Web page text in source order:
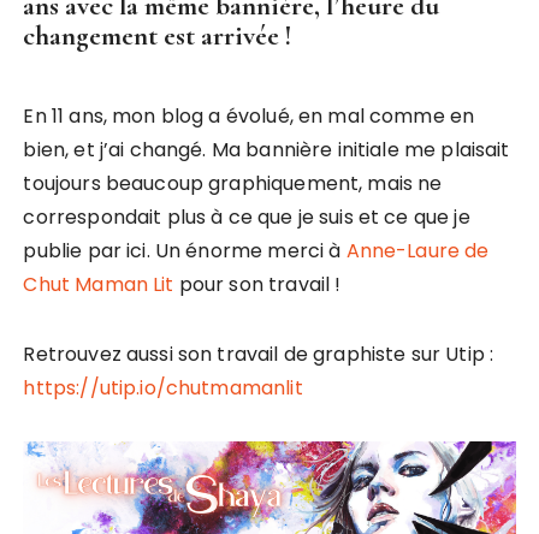
changement est arrivée !
En 11 ans, mon blog a évolué, en mal comme en
bien, et j’ai changé. Ma bannière initiale me plaisait
toujours beaucoup graphiquement, mais ne
correspondait plus à ce que je suis et ce que je
publie par ici. Un énorme merci à Anne-Laure de
Chut Maman Lit pour son travail !
Retrouvez aussi son travail de graphiste sur Utip :
https://utip.io/chutmamanlit